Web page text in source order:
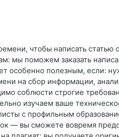
чтобы написать
мы поможем заказать
особенно полезным, если:
на сбор информации,
соблюсти строгие
изучаем ваше
с профильным
— вы сможете вовремя